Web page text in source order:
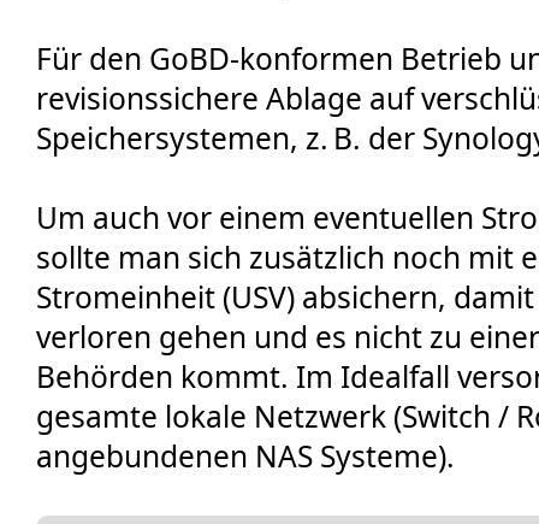
Für den GoBD‑konformen Betrieb
revisionssichere Ablage auf
Speichersystemen, z. B. der
Um auch vor einem eventuellen
sollte man sich zusätzlich noch mit
Stromeinheit (USV) absichern,
verloren gehen und es nicht zu
Behörden kommt. Im Idealfall
gesamte lokale Netzwerk (Switch /
angebundenen NAS Systeme).